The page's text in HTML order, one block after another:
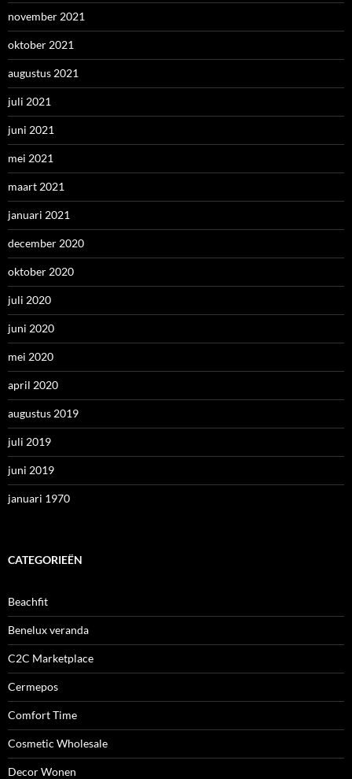
november 2021
oktober 2021
augustus 2021
juli 2021
juni 2021
mei 2021
maart 2021
januari 2021
december 2020
oktober 2020
juli 2020
juni 2020
mei 2020
april 2020
augustus 2019
juli 2019
juni 2019
januari 1970
CATEGORIEËN
Beachfit
Benelux veranda
C2C Marketplace
Cermepos
Comfort Time
Cosmetic Wholesale
Decor Wonen